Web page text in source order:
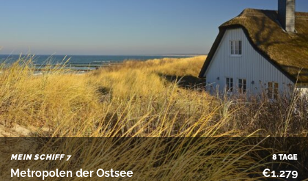
MEIN SCHIFF 7
Metropolen der Ostsee
8 TAGE
€1.279